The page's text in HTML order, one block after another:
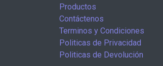
Productos
Contáctenos
Terminos y Condiciones
Politicas de Privacidad
Politicas de Devolución